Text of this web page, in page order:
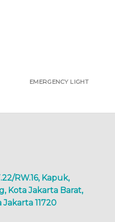
EMERGENCY LIGHT
RW.16, Kapuk,
Kota Jakarta Barat,
11720